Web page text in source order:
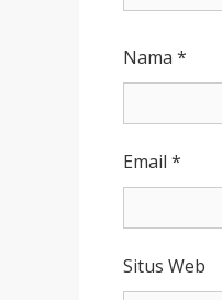
Nama *
Email *
Situs Web